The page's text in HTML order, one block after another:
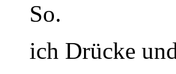
So.
ich Drücke